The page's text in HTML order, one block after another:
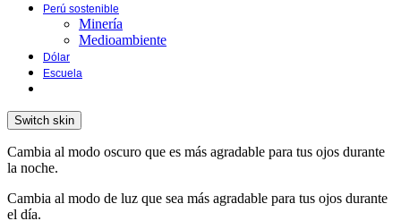
Perú sostenible
Minería
Medioambiente
Dólar
Escuela
Switch skin
Cambia al modo oscuro que es más agradable para tus ojos durante
la noche.
Cambia al modo de luz que sea más agradable para tus ojos durante
el día.